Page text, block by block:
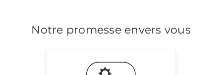
Notre promesse envers vous